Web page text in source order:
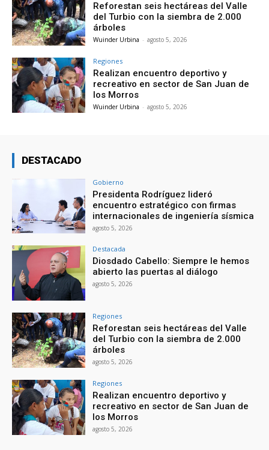
Reforestan seis hectáreas del Valle
del Turbio con la siembra de 2.000
árboles
Wuinder Urbina - agosto 5, 2026
Regiones
Realizan encuentro deportivo y
recreativo en sector de San Juan de
los Morros
Wuinder Urbina - agosto 5, 2026
DESTACADO
Gobierno
Presidenta Rodríguez lideró
encuentro estratégico con firmas
internacionales de ingeniería sísmica
agosto 5, 2026
Destacada
Diosdado Cabello: Siempre le hemos
abierto las puertas al diálogo
agosto 5, 2026
Regiones
Reforestan seis hectáreas del Valle
del Turbio con la siembra de 2.000
árboles
agosto 5, 2026
Regiones
Realizan encuentro deportivo y
recreativo en sector de San Juan de
los Morros
agosto 5, 2026